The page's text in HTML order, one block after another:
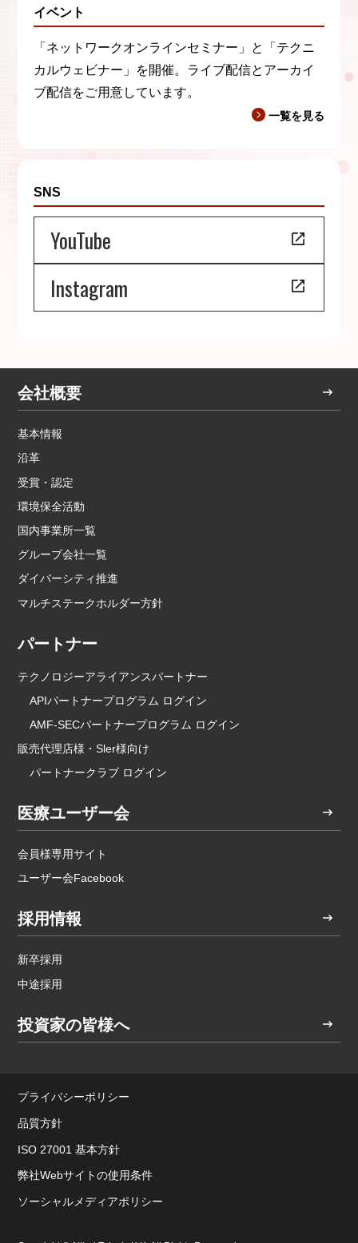
イベント
「ネットワークオンラインセミナー」と「テクニ
カルウェビナー」を開催。ライブ配信とアーカイ
ブ配信をご用意しています。
一覧を見る
SNS
YouTube
Instagram
会社概要
基本情報
沿革
受賞・認定
環境保全活動
国内事業所一覧
グループ会社一覧
ダイバーシティ推進
マルチステークホルダー方針
パートナー
テクノロジーアライアンスパートナー
APIパートナープログラム ログイン
AMF-SECパートナープログラム ログイン
販売代理店様・Sler様向け
パートナークラブ ログイン
医療ユーザー会
会員様専用サイト
ユーザー会Facebook
採用情報
新卒採用
中途採用
投資家の皆様へ
プライバシーポリシー
品質方針
ISO 27001 基本方針
弊社Webサイトの使用条件
ソーシャルメディアポリシー